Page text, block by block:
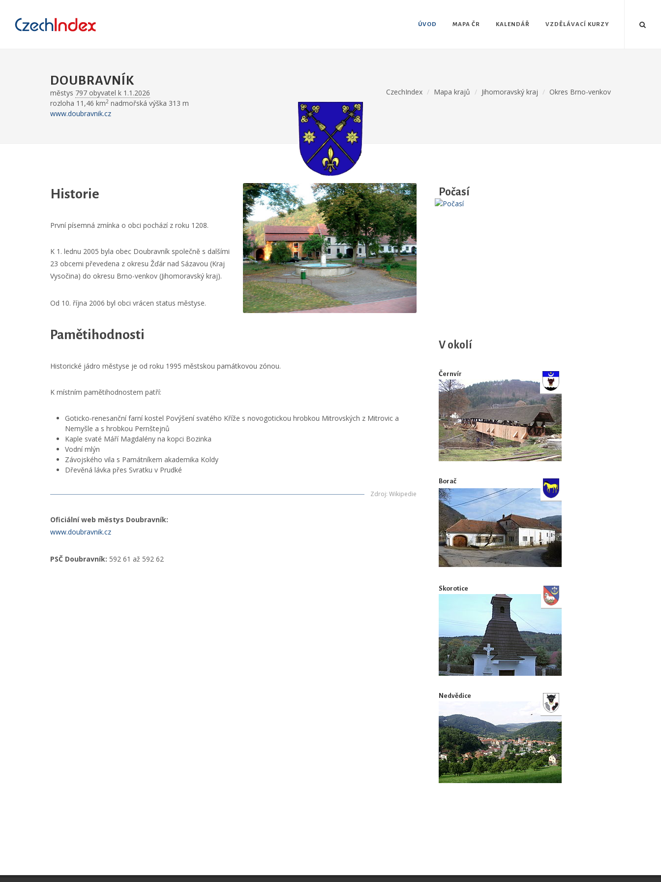
ÚVOD MAPA ČR KALENDÁŘ VZDĚLÁVACÍ KURZY
DOUBRAVNÍK
městys 797 obyvatel k 1.1.2026
rozloha 11,46 km2 nadmořská výška 313 m
www.doubravnik.cz
CzechIndex Mapa krajů Jihomoravský kraj Okres Brno-venkov
Historie
První písemná zmínka o obci pochází z roku 1208.
K 1. lednu 2005 byla obec Doubravník společně s dalšími
23 obcemi převedena z okresu Žďár nad Sázavou (Kraj
Vysočina) do okresu Brno-venkov (Jihomoravský kraj).
Od 10. října 2006 byl obci vrácen status městyse.
Pamětihodnosti
Historické jádro městyse je od roku 1995 městskou památkovou zónou.
K místním pamětihodnostem patří:
Goticko-renesanční farní kostel Povýšení svatého Kříže s novogotickou hrobkou Mitrovských z Mitrovic a
Nemyšle a s hrobkou Pernštejnů
Kaple svaté Máří Magdalény na kopci Bozinka
Vodní mlýn
Závojského vila s Památníkem akademika Koldy
Dřevěná lávka přes Svratku v Prudké
Zdroj: Wikipedie
Oficiální web městys Doubravník:
www.doubravnik.cz
PSČ Doubravník: 592 61 až 592 62
Počasí
V okolí
Černvír
Borač
Skorotice
Nedvědice